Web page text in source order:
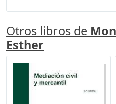
Otros libros de
Esther